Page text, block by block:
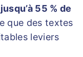
jusqu’à 55 % de
que des textes
leviers